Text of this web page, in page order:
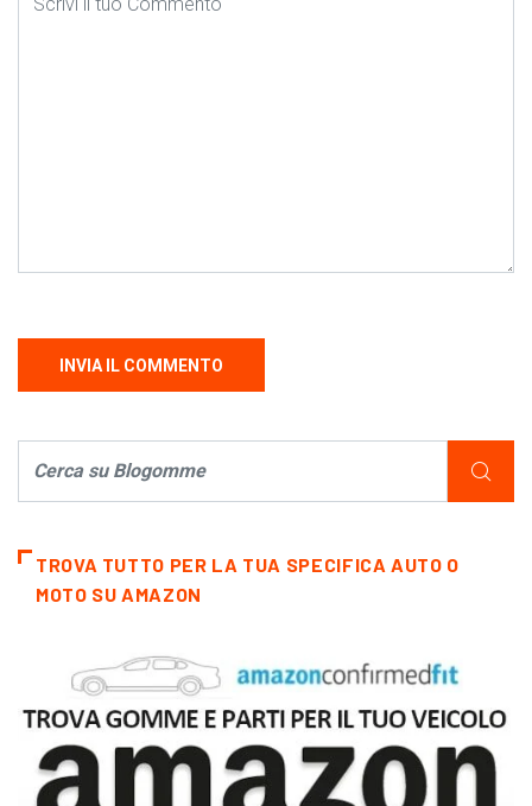
TROVA TUTTO PER LA TUA SPECIFICA AUTO O
MOTO SU AMAZON